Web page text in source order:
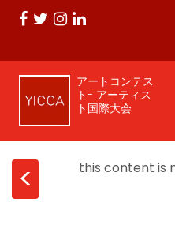
アートコンテス
ト- アーティス
ト国際大会
< this content is